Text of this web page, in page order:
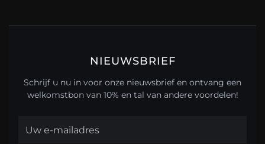
NIEUWSBRIEF
Schrijf u nu in voor onze nieuwsbrief en ontvang een
welkomstbon van 10% en tal van andere voordelen!